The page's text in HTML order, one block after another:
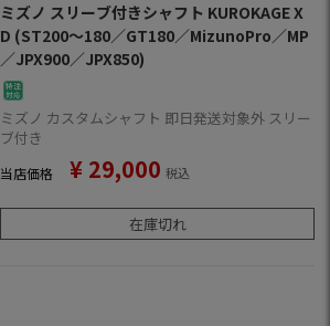
ミズノ スリーブ付きシャフト KUROKAGE X
D (ST200～180／GT180／MizunoPro／MP
／JPX900／JPX850)
ミズノ カスタムシャフト 即日発送対象外 スリー
ブ付き
当店価格 ¥ 29,000 税込
在庫切れ